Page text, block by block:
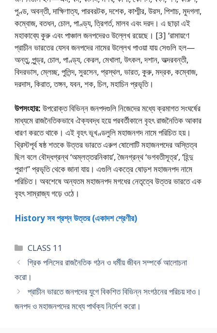
পুণ্ড, অবন্তী, দাক্ষিণাত্য, পারবরটক, দশেক, কাশ্মীর, উরস, পিশাচ, মুদগলা,
কম্বোজ, বতধন, চোল, পাণ্ড্য, ত্রিগর্ত, মালব এবং দরদ। এ ছাড়া এই
মহাকাব্যে কুরু এবং পাঞ্চাল জনপদেরও উল্লেখ রয়েছে। [3] ‘রামায়ণে
প্রাচীন ভারতের যেসব জনপদের নামের উল্লেখ পাওয়া যায় সেগুলি হল—
অন্তু, পুন্ড্র, চোল, পাণ্ড্য, কেরল, মেখালা, উৎকল, দশান, অভ্দরবন্তী,
বিদরভাস, ম্লেচ্ছ, পুলিন্দ, সুরসেন, প্রস্থল, ভারত, কুরু, মদ্রক, কম্বােজ,
দরদাস, কিরাত, তঙ্গন, যবন, শক, চিল, মহাচিন প্রভৃতি।
উপসংহার: উপরােক্ত বিভিন্ন জনপদগুলি নিজেদের মধ্যে ক্রমাগত সংঘর্ষের
মাধ্যমে রাজনৈতিকভাবে ঐক্যবদ্ধ হয়ে পরবর্তীকালে বৃহৎ রাজনৈতিক আকার
ধারণ করতে থাকে। এই বৃহৎ ভূখণ্ডলুলি মহাজনগদ নামে পরিচিত হয়।
খ্রিস্টপূর্ব ষষ্ঠ শতকে উত্তর ভারতে এরুপ ষােলােটি মহাজনপদের অস্তিত্ব
ছিল বলে বৌদ্ধগ্রন্থ ‘অম্লত্তরনিকায়’, জৈনগ্রন্থ ‘ভগবতীসূত্র’, ‘হিন্দু
পুরাণ” প্রভৃতি থেকে জানা যায়। এগুলি একত্রে ষােড়শ মহাজনপদ নামে
পরিচিত। অবশেষে অন্যতম মহাজনপদ মগধের নেতৃত্বে উত্তর ভারতে এক
বৃহৎ সাম্রাজ্য গড়ে ওঠে।
History সব প্রশ্ন উত্তর (একাদশ শ্রেণীর)
Categories
CLASS 11
গ্রিক পলিসের রাজনৈতিক গঠন ও ধর্মীয় জীবন সম্পর্কে আলােচনা
করাে।
প্রাচীন ভারতে জনপদের যুগে বিকশিত বিভিন্ন সংগঠনের পরিচয় দাও।
জনপদ ও মহাজনপদের মধ্যে পার্থক্য নির্দেশ করাে।